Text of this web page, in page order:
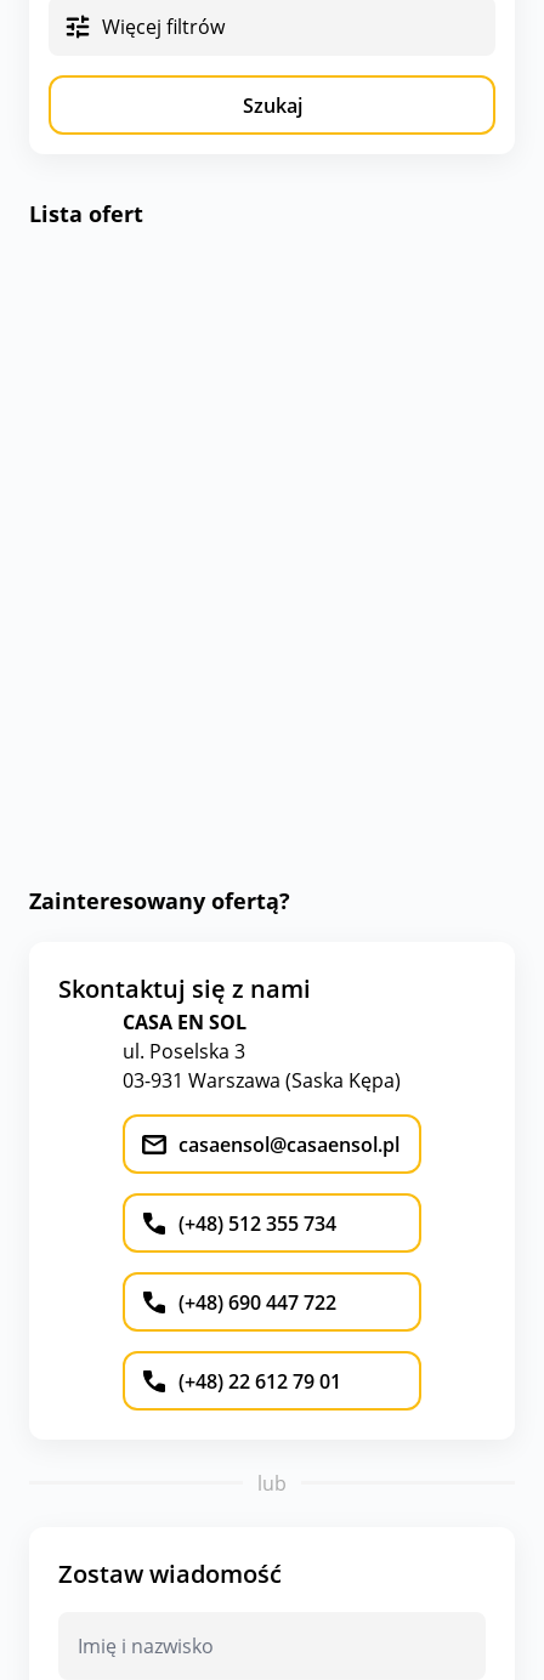
Więcej filtrów
Szukaj
Lista ofert
Zainteresowany ofertą?
Skontaktuj się z nami
CASA EN SOL
ul. Poselska 3
03-931 Warszawa (Saska Kępa)
casaensol@casaensol.pl
(+48) 512 355 734
(+48) 690 447 722
(+48) 22 612 79 01
lub
Zostaw wiadomość